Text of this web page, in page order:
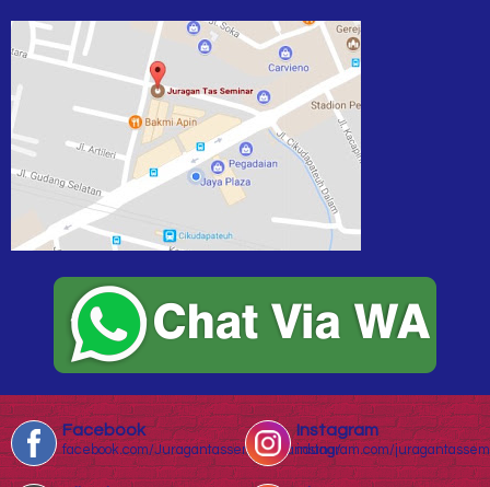
Facebook
facebook.com/Juragantasseminarbandung/
Instagram
instagram.com/